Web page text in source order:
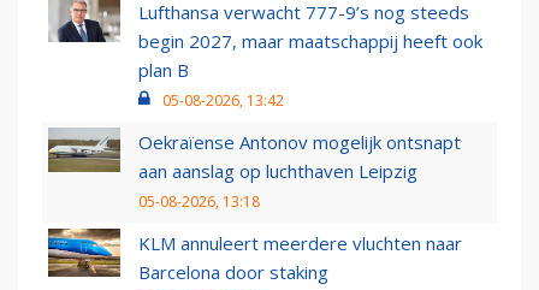
Lufthansa verwacht 777-9’s nog steeds
begin 2027, maar maatschappij heeft ook
plan B
05-08-2026, 13:42
Oekraïense Antonov mogelijk ontsnapt
aan aanslag op luchthaven Leipzig
05-08-2026, 13:18
KLM annuleert meerdere vluchten naar
Barcelona door staking